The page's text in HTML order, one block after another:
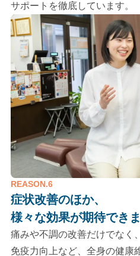
サポートを徹底しています。
REASON.6
症状改善のほか、
様々な効果が期待でき
痛みや不調の改善だけでなく
免疫力向上など、全身の健康